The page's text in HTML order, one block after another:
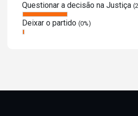
Questionar a decisão na Justiça
Deixar o partido (0%)